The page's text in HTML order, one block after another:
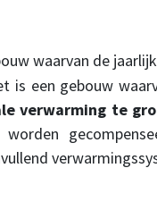
waarvan de
is een gebouw
verwarming te